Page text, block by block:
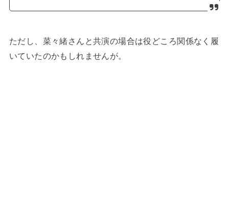
ただし、菜々緒さんと共演の場合は役どころ関係なく履
いていたのかもしれませんが。